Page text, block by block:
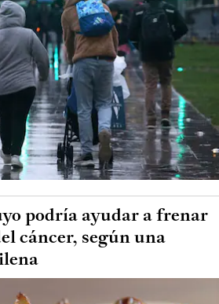
podría ayudar a frenar
cáncer, según una